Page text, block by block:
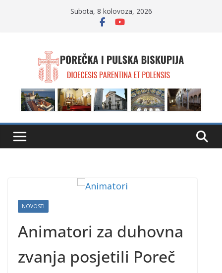
Subota, 8 kolovoza, 2026
NOVOSTI
Animatori za duhovna
zvanja posjetili Poreč